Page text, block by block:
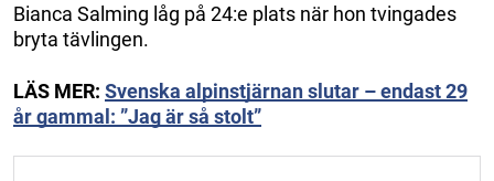
Bianca Salming låg på 24:e plats när hon tvingades
bryta tävlingen.
LÄS MER: Svenska alpinstjärnan slutar – endast 29
år gammal: ”Jag är så stolt”